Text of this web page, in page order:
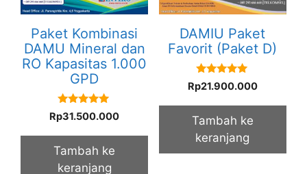
Paket Kombinasi
DAMU Mineral dan
RO Kapasitas 1.000
GPD
5.00
out of 5
Rp31.500.000
Tambah ke
keranjang
DAMIU Paket
Favorit (Paket D)
5.00
out of 5
Rp21.900.000
Tambah ke
keranjang